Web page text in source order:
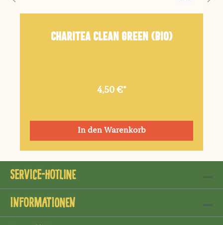
ChariTea clean green (Bio)
4,50 €*
In den Warenkorb
Service-Hotline
Informationen